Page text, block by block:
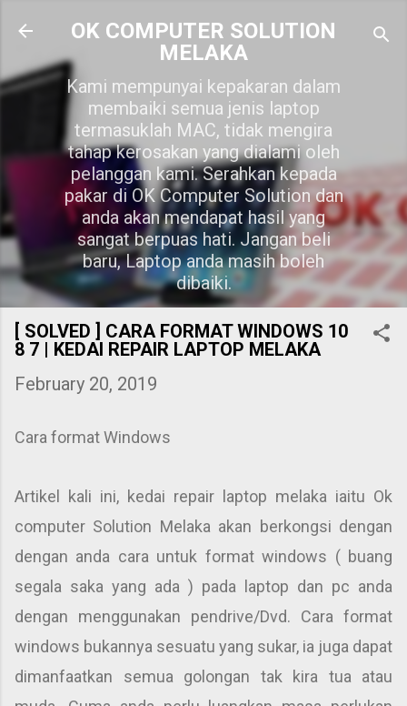
Skip to main content
OK COMPUTER SOLUTION
MELAKA
Kami mempunyai kepakaran dalam
membaiki semua jenis laptop
termasuklah MAC, tidak mengira
tahap kerosakan yang dialami oleh
pelanggan kami. Serahkan kepada
pakar di OK Computer Solution dan
anda akan mendapat hasil yang
sangat berpuas hati. Jangan beli
baru, Laptop anda masih boleh
dibaiki.
[ SOLVED ] CARA FORMAT WINDOWS 10
8 7 | KEDAI REPAIR LAPTOP MELAKA
February 20, 2019
Cara format Windows
Artikel kali ini, kedai repair laptop melaka iaitu Ok
computer Solution Melaka akan berkongsi dengan
dengan anda cara untuk format windows ( buang
segala saka yang ada ) pada laptop dan pc anda
dengan menggunakan pendrive/Dvd. Cara format
windows bukannya sesuatu yang sukar, ia juga dapat
dimanfaatkan semua golongan tak kira tua atau